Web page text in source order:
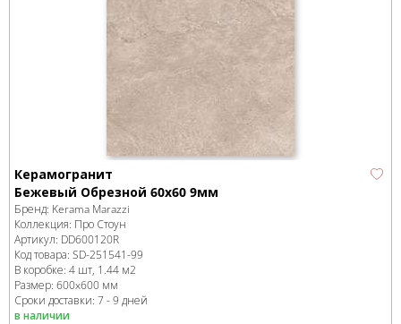
Керамогранит
Бежевый Обрезной 60x60 9мм
Бренд: Kerama Marazzi
Коллекция: Про Стоун
Артикул: DD600120R
Код товара: SD-251541-99
В коробке: 4 шт, 1.44 м2
Размер: 600x600 мм
Сроки доставки: 7 - 9 дней
в наличии